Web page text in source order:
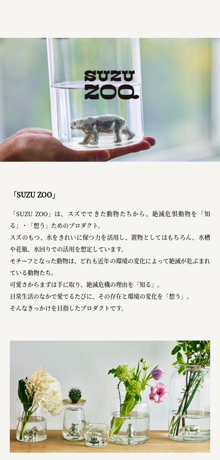
「SUZU ZOO」
「SUZU ZOO」は、スズでできた動物たちから、絶滅危惧動物を「知
る」・「想う」ためのプロダクト。
スズのもつ、水をきれいに保つ力を活用し、置物としてはもちろん、水槽
や花瓶、水回りでの活用を想定しています。
モチーフとなった動物は、どれも近年の環境の変化によって絶滅が危ぶまれ
ている動物たち。
可愛さからまずは手に取り、絶滅危機の理由を「知る」。
日常生活のなかで愛でるたびに、その存在と環境の変化を「想う」。
そんなきっかけを目指したプロダクトです。